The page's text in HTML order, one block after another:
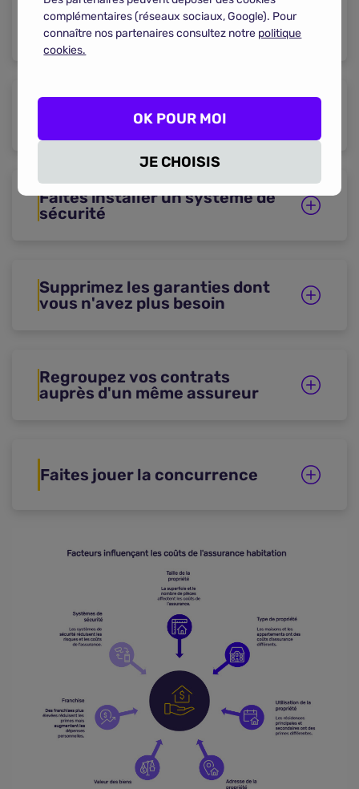
Estimez correctement la
valeur de vos biens
Faites installer un système de
sécurité
Supprimez les garanties dont
vous n'avez plus besoin
Regroupez vos contrats
auprès d'un même assureur
Faites jouer la concurrence
complémentaires (réseaux sociaux, Google). Pour
connaître nos partenaires consultez notre politique
cookies.
JE CHOISIS
OK POUR MOI